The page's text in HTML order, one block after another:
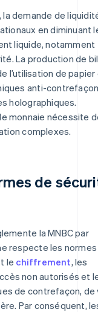
la demande de
en diminuant
liquide, notamment
La production de
l’utilisation de
anti-
holographiques.
monnaie nécessite
complexes.
de
la MNBC par
respecte les
le chiffrement, les
non autorisés et
de contrefaçon, de
Par conséquent,